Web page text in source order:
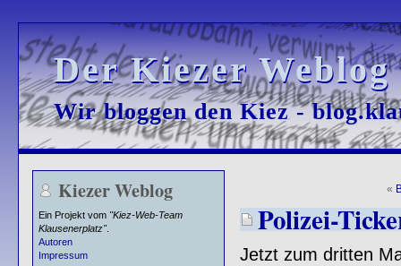
Der Kiezer
Der Kiezer
Wir bloggen den Kiez -
Wir bloggen den Kiez -
Kiezer Weblog
Ein Projekt vom "Kiez-Web-Team
Klausenerplatz".
Autoren
Impressum
«
Polizei-
Jetzt zum dritten